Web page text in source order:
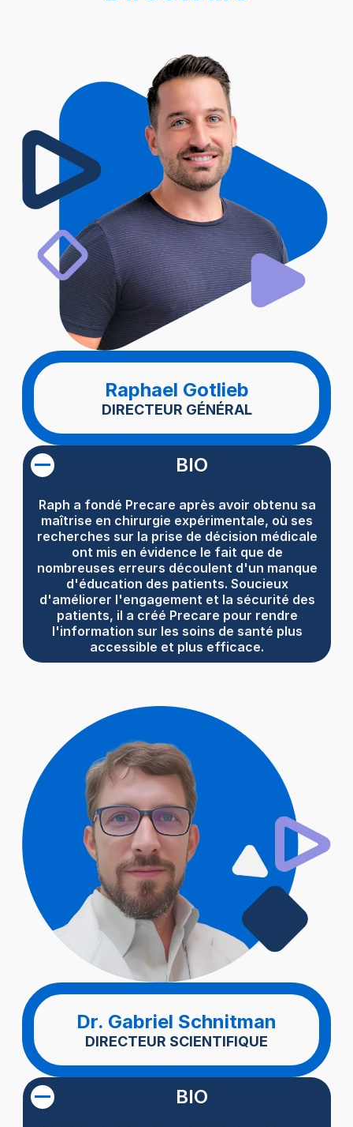
Raphael Gotlieb
DIRECTEUR GÉNÉRAL
BIO
Raph a fondé Precare après avoir obtenu sa
maîtrise en chirurgie expérimentale, où ses
recherches sur la prise de décision médicale
ont mis en évidence le fait que de
nombreuses erreurs découlent d'un manque
d'éducation des patients. Soucieux
d'améliorer l'engagement et la sécurité des
patients, il a créé Precare pour rendre
l'information sur les soins de santé plus
accessible et plus efficace.
Dr. Gabriel Schnitman
DIRECTEUR SCIENTIFIQUE
BIO